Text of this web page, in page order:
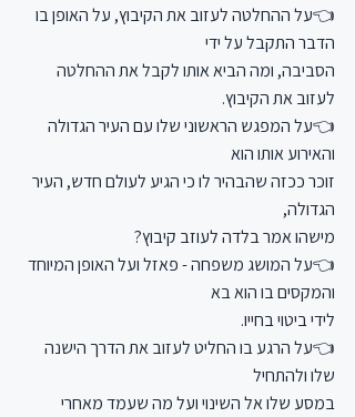
👈על ההחלטה לעזוב את הקיבוץ, על האופן בו
הדבר התקבל על ידי
הסביבה, ומה הביא אותו לקבל את ההחלטה
לעזוב את הקיבוץ.
👈על המפגש הראשוני שלו עם העיר הגדולה
והאירוע אותו הוא
זוכר ככזה שהבהיר לו כי הגיע לעולם חדש, העיר
הגדולה,
מישהו אמר בלדה לעוזב קיבוץ?
👈על המושג משפחה - פאזל ועל האופן המיוחד
והמקסים בו הוא בא
לידי ביטוי בחייו.
👈על הרגע בו החליט לעזוב את הדרך הישנה
שלו ולהתחיל
במסע שלו אל השינוי ועל מה שעמד מאחרי